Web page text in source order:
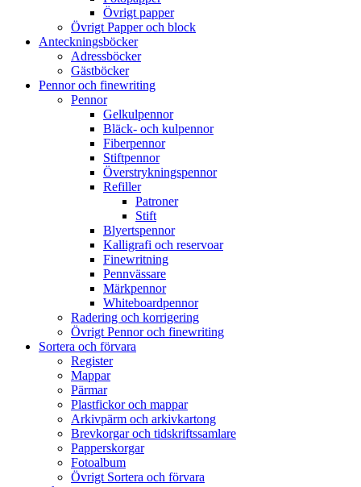
Övrigt papper
Övrigt Papper och block
Anteckningsböcker
Adressböcker
Gästböcker
Pennor och finewriting
Pennor
Gelkulpennor
Bläck- och kulpennor
Fiberpennor
Stiftpennor
Överstrykningspennor
Refiller
Patroner
Stift
Blyertspennor
Kalligrafi och reservoar
Finewritning
Pennvässare
Märkpennor
Whiteboardpennor
Radering och korrigering
Övrigt Pennor och finewriting
Sortera och förvara
Register
Mappar
Pärmar
Plastfickor och mappar
Arkivpärm och arkivkartong
Brevkorgar och tidskriftssamlare
Papperskorgar
Fotoalbum
Övrigt Sortera och förvara